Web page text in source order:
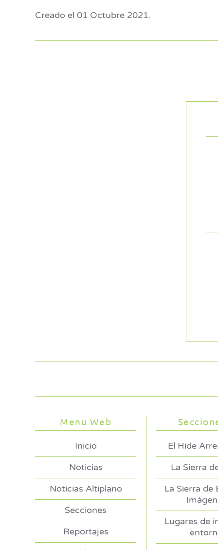
Creado el 01 Octubre 2021.
Menu Web
Inicio
Noticias
Noticias Altiplano
Secciones
Reportajes
El Hide
La Sierra
La Sierra de
Lugares de